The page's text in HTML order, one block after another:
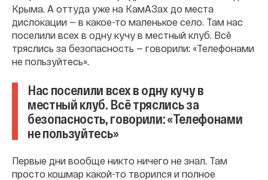
Крыма. А оттуда уже на КамАЗах до места
дислокации — в какое-то маленькое село. Там нас
поселили всех в одну кучу в местный клуб. Всё
тряслись за безопасность — говорили: «Телефонами
не пользуйтесь».
Нас поселили всех в одну кучу в
местный клуб. Всё тряслись за
безопасность, говорили: «Телефонами
не пользуйтесь»
Первые дни вообще никто ничего не знал. Там
просто кошмар какой-то творился и полное